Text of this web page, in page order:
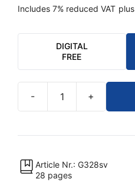
Includes 7% reduced VAT plus
DIGITAL
FREE
-
taget!
Gratis
+
Article Nr.: G328sv
28 pages